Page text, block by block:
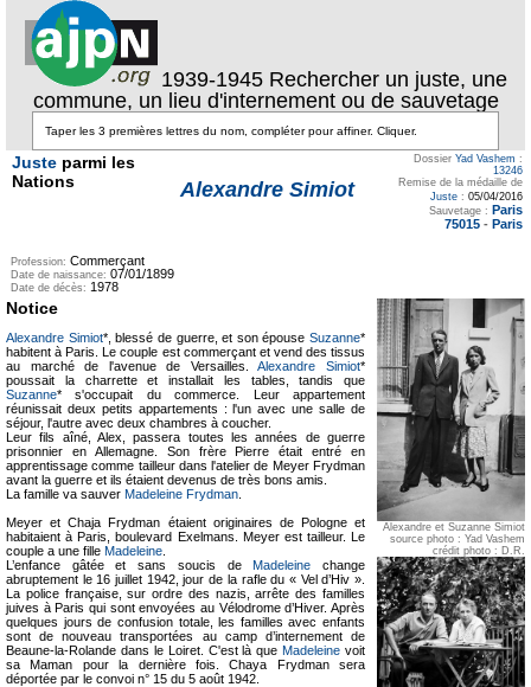
1939-1945 Rechercher un juste, une
commune, un lieu d'internement ou de sauvetage
Juste parmi les
Nations
Alexandre Simiot
Dossier Yad Vashem :
13246
Remise de la médaille de
Juste : 05/04/2016
Sauvetage : Paris
75015 - Paris
Profession: Commerçant
Date de naissance: 07/01/1899
Date de décès: 1978
Alexandre et Suzanne Simiot
source photo : Yad Vashem
crédit photo : D.R.
Notice
Alexandre Simiot*, blessé de guerre, et son épouse Suzanne*
habitent à Paris. Le couple est commerçant et vend des tissus
au marché de l'avenue de Versailles.Alexandre Simiot*
poussait la charrette et installait les tables, tandis que
Suzanne* s'occupait du commerce. Leur appartement
réunissait deux petits appartements : l'un avec une salle de
séjour, l'autre avec deux chambres à coucher.
Leur fils aîné, Alex, passera toutes les années de guerre
prisonnier en Allemagne. Son frère Pierre était entré en
apprentissage comme tailleur dans l'atelier de Meyer Frydman
avant la guerre et ils étaient devenus de très bons amis.
La famille va sauver Madeleine Frydman
Meyer et Chaja Frydman étaient originaires de Pologne et
habitaient à Paris, boulevard Exelmans. Meyer est tailleur. Le
couple a une fille Madeleine
L’enfance gâtée et sans soucis deMadeleine change
abruptement le 16 juillet 1942, jour de la rafle du « Vel d’Hiv ».
La police française, sur ordre des nazis, arrête des familles
juives à Paris qui sont envoyées au Vélodrome d’Hiver. Après
quelques jours de confusion totale, les familles avec enfants
sont de nouveau transportées au camp d’internement de
Beaune-la-Rolande dans le Loiret. C'est là queMadeleine voit
sa Maman pour la dernière fois. Chaya Frydman sera
déportée par le convoi n° 15 du 5 août 1942.